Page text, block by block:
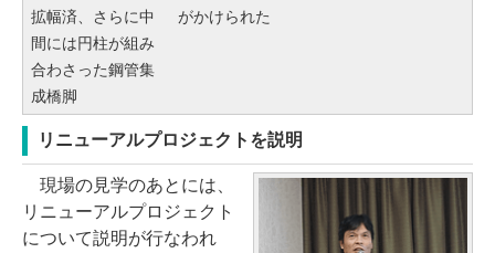
拡幅済、さらに中
間には円柱が組み
合わさった鋼管集
成橋脚
がかけられた
リニューアルプロジェクトを説明
現場の見学のあとには、
リニューアルプロジェクト
について説明が行なわれ